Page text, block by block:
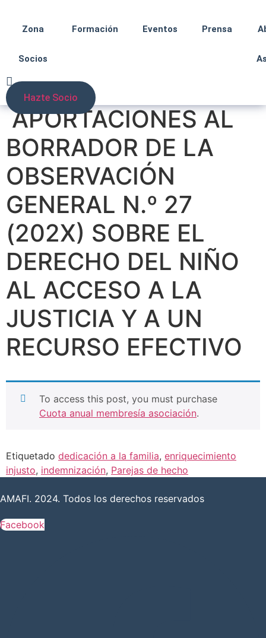
Zona
Socios
Formación Eventos Prensa
Hazte Socio
APORTACIONES AL
BORRADOR DE LA
OBSERVACIÓN
GENERAL N.º 27
(202X) SOBRE EL
DERECHO DEL NIÑO
AL ACCESO A LA
JUSTICIA Y A UN
RECURSO EFECTIVO
To access this post, you must purchase
Cuota anual membresía asociación.
Etiquetado dedicación a la familia, enriquecimiento
injusto, indemnización, Parejas de hecho
AMAFI. 2024. Todos los derechos reservados
Facebook